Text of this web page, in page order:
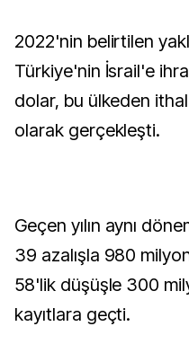
2022'nin belirtilen
Türkiye'nin İsrail'e
dolar, bu ülkeden
olarak gerçekleşti.
Geçen yılın aynı
39 azalışla 980
58'lik düşüşle 300
kayıtlara geçti.